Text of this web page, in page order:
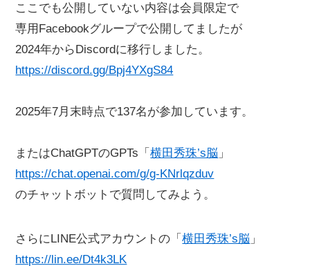
ここでも公開していない内容は会員限定で
専用Facebookグループで公開してましたが
2024年からDiscordに移行しました。
https://discord.gg/Bpj4YXgS84
2025年7月末時点で137名が参加しています。
またはChatGPTのGPTs「横田秀珠’s脳 」
https://chat.openai.com/g/g-KNrlqzduv
のチャットボットで質問してみよう。
さらにLINE公式アカウントの「横田秀珠’s脳 」
https://lin.ee/Dt4k3LK